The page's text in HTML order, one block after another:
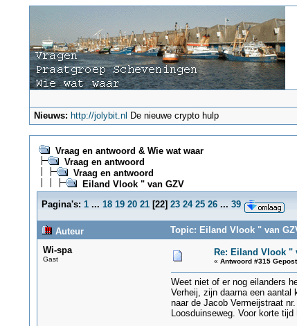
Nieuws: http://jolybit.nl De nieuwe crypto hulp
Vraag en antwoord & Wie wat waar
Vraag en antwoord
Vraag en antwoord
Eiland Vlook " van GZV
Pagina's: 1 ... 18 19 20 21[22] 23 24 25 26 ... 39
Auteur
Topic: Eiland Vlook " van
Wi-spa
Gast
Re: Eiland Vlook "
« Antwoord #315
Weet niet of er nog eilanders
Verheij, zijn daarna een aantal
naar de Jacob Vermeijstraat
Loosduinseweg. Voor korte